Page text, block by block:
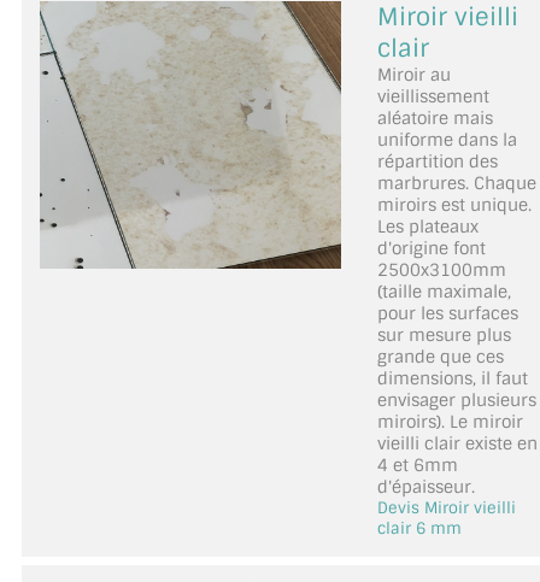
Miroir vieilli
clair
Miroir au
vieillissement
aléatoire mais
uniforme dans la
répartition des
marbrures. Chaque
miroirs est unique.
Les plateaux
d'origine font
2500x3100mm
(taille maximale,
pour les surfaces
sur mesure plus
grande que ces
dimensions, il faut
envisager plusieurs
miroirs). Le miroir
vieilli clair existe en
4 et 6mm
d'épaisseur.
Devis Miroir vieilli
clair 6 mm